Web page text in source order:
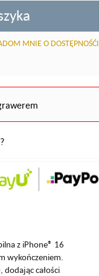
MNIE O DOSTĘPNOŚĆI
z iPhone® 16
wykończeniem.
całości